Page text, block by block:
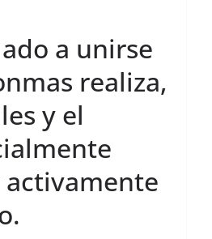
a unirse
realiza,
y el
activamente